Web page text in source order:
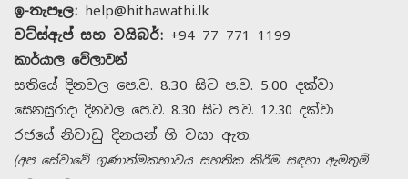
ඉ-තැපෑල: help@hithawathi.lk
වට්ස්ඇප් සහ වයිබර්: +94 77 771 1199
කාර්යාල වේලාවන්
සතියේ දිනවල පෙ.ව. 8.30 සිට ප.ව. 5.00 දක්වා
සෙනසුරාදා දිනවල පෙ.ව. 8.30 සිට ප.ව. 12.30 දක්වා
රජයේ නිවාඩු දිනයන් හි වසා ඇත.
(අප සේවාවේ ගුණාත්මකභාවය සහතික කිරීම සඳහා ඇමතුම්